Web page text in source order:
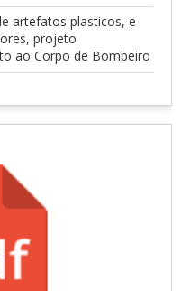
artefatos plasticos, e
projeto
ao Corpo de Bombeiro